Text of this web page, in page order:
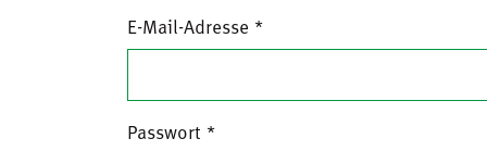
E-Mail-Adresse
Passwort